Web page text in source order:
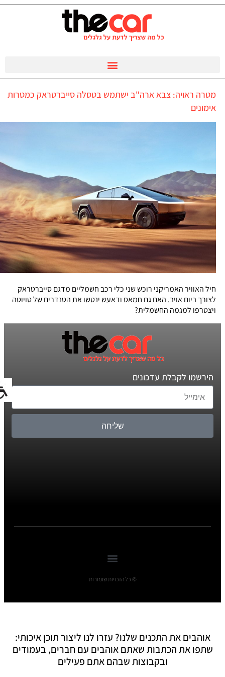
מטרה ראויה: צבא ארה"ב ישתמש בטסלה סייברטראק כמטרות
אימונים
חיל האוויר האמריקני רוכש שני כלי רכב חשמליים מדגם סייברטראק
לצורך ביום אויב. האם גם חמאס ודאעש ינטשו את הטנדרים של טויוטה
ויצטרפו למגמה החשמלית?
הירשמו לקבלת עדכונים
שליחה
© כל הזכויות שומורות
אוהבים את התכנים שלנו? עזרו לנו ליצור תוכן איכותי:
שתפו את הכתבות שאתם אוהבים עם חברים, בעמודים
ובקבוצות שבהם אתם פעילים